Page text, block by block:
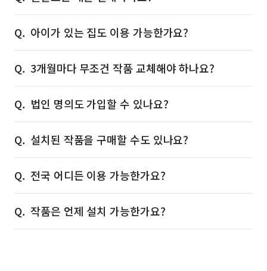
아이가 있는 집도 이용 가능한가요?
3개월마다 무조건 작품 교체해야 하나요?
법인 명의도 가입할 수 있나요?
설치된 작품을 구매할 수도 있나요?
전국 어디든 이용 가능한가요?
작품은 언제 설치 가능한가요?